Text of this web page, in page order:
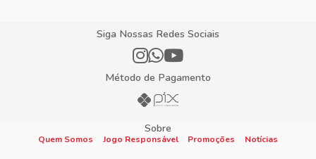
Siga Nossas Redes Sociais
Método de Pagamento
Sobre
Quem Somos Jogo Responsável Promoções Notícias